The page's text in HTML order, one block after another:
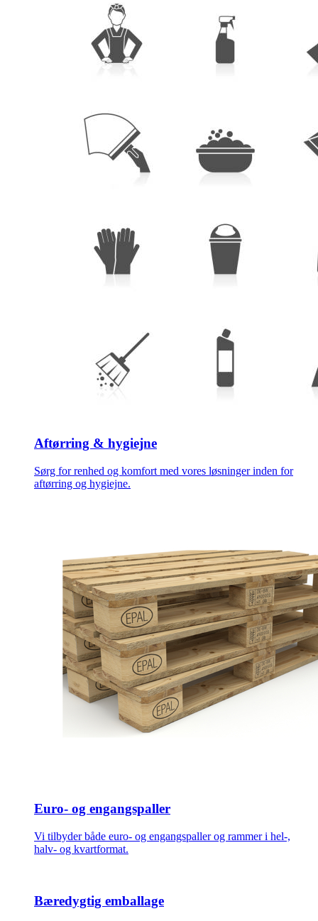
Aftørring & hygiejne
Sørg for renhed og komfort med vores løsninger inden for
aftørring og hygiejne.
Euro- og engangspaller
Vi tilbyder både euro- og engangspaller og rammer i hel-,
halv- og kvartformat.
Bæredygtig emballage